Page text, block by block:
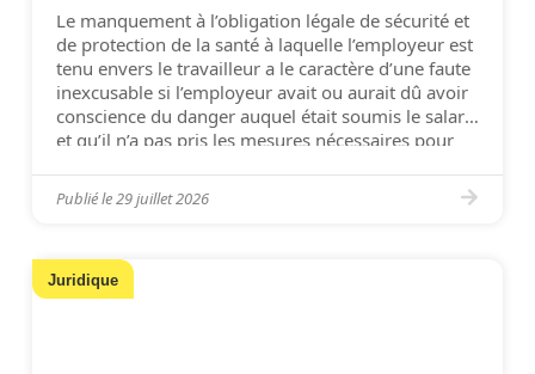
Le manquement à l’obligation légale de sécurité et
de protection de la santé à laquelle l’employeur est
tenu envers le travailleur a le caractère d’une faute
inexcusable si l’employeur avait ou aurait dû avoir
conscience du danger auquel était soumis le salarié
et qu’il n’a pas pris les mesures nécessaires pour
Publié le29 juillet 2026
Juridique